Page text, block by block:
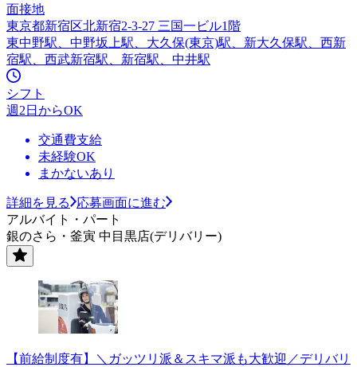
面接地
東京都新宿区北新宿2-3-27 三国一ビル1階
東中野駅、中野坂上駅、大久保(東京)駅、新大久保駅、西新
宿駅、西武新宿駅、新宿駅、中井駅
シフト
週2日からOK
交通費支給
未経験OK
まかないあり
詳細を見る
応募画面に進む
アルバイト・パート
銀のさら・釜寅 中目黒店(デリバリー)
【前給制度有】＼ガッツリ派＆スキマ派も大歓迎／デリバリ